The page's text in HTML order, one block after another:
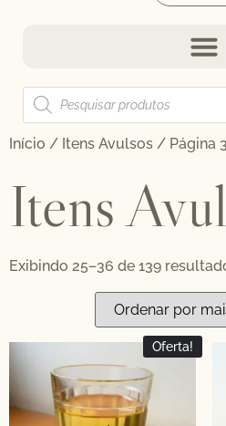
Início / Itens Avulsos / Página 3
Itens
Exibindo 25–36 de 139
Oferta!